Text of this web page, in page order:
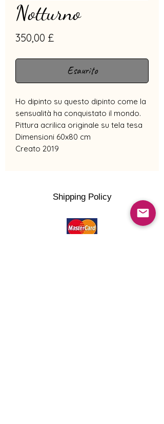
Notturno
350,00 £Prezzo
Esaurito
Ho dipinto su questo dipinto come la
sensualità ha conquistato il mondo.
Pittura acrilica originale su tela tesa
Dimensioni 60x80 cm
Creato 2019
Shipping Policy